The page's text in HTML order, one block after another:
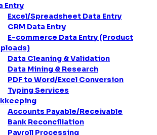
Entry
Excel/Spreadsheet Data Entry
CRM Data Entry
E-commerce Data Entry (Product
Data Cleaning & Validation
Data Mining & Research
PDF to Word/Excel Conversion
Typing Services
Accounts Payable/Receivable
Bank Reconciliation
Payroll Processing